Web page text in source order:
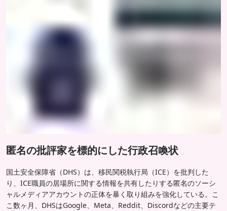
匿名の批評家を標的にした行政召喚状
国土安全保障省（DHS）は、移民関税執行局（ICE）を批判した
り、ICE職員の居場所に関する情報を共有したりする匿名のソーシ
ャルメディアアカウントの正体を暴く取り組みを強化している。こ
こ数ヶ月、DHSはGoogle、Meta、Reddit、Discordなどの主要テ